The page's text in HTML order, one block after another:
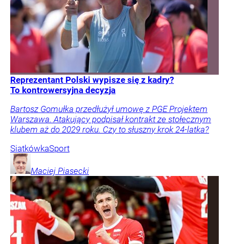
Reprezentant Polski wypisze się z kadry?
To kontrowersyjna decyzja
Bartosz Gomułka przedłużył umowę z PGE Projektem
Warszawa. Atakujący podpisał kontrakt ze stołecznym
klubem aż do 2029 roku. Czy to słuszny krok 24-latka?
SiatkówkaSport
Maciej Piasecki